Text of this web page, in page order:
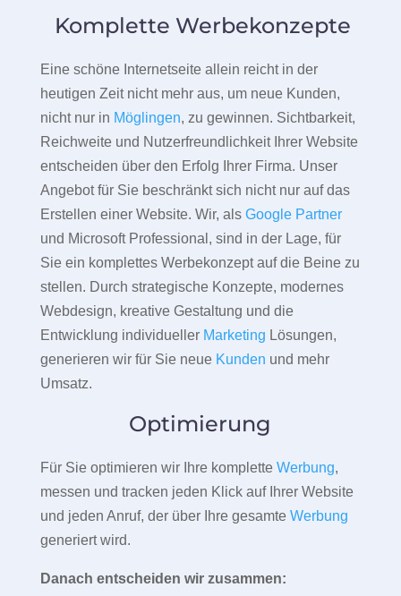
Komplette Werbekonzepte
Eine schöne Internetseite allein reicht in der
heutigen Zeit nicht mehr aus, um neue Kunden,
nicht nur in Möglingen, zu gewinnen. Sichtbarkeit,
Reichweite und Nutzerfreundlichkeit Ihrer Website
entscheiden über den Erfolg Ihrer Firma. Unser
Angebot für Sie beschränkt sich nicht nur auf das
Erstellen einer Website. Wir, als Google Partner
und Microsoft Professional, sind in der Lage, für
Sie ein komplettes Werbekonzept auf die Beine zu
stellen. Durch strategische Konzepte, modernes
Webdesign, kreative Gestaltung und die
Entwicklung individueller Marketing Lösungen,
generieren wir für Sie neue Kunden und mehr
Umsatz.
Optimierung
Für Sie optimieren wir Ihre komplette Werbung,
messen und tracken jeden Klick auf Ihrer Website
und jeden Anruf, der über Ihre gesamte Werbung
generiert wird.
Danach entscheiden wir zusammen: